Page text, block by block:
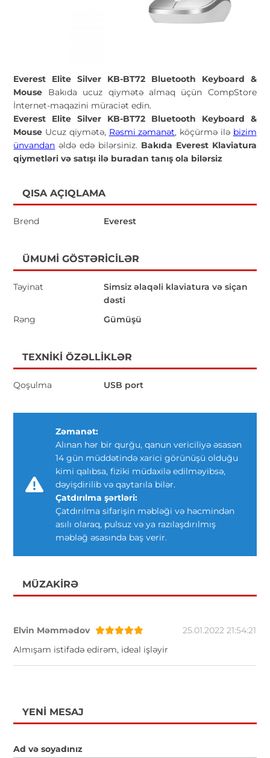
Everest Elite Silver KB-BT72 Bluetooth Keyboard &
Mouse Bakıda ucuz qiymətə almaq üçün CompStore
İnternet-maqazini müraciət edin.
Everest Elite Silver KB-BT72 Bluetooth Keyboard &
Mouse Ucuz qiymətə, Rəsmi zəmanət, köçürmə ilə bizim
ünvandan əldə edə bilərsiniz. Bakıda Everest Klaviatura
qiymetləri və satışı ilə buradan tanış ola bilərsiz
QISA AÇIQLAMA
Brend Everest
ÜMUMI GÖSTƏRICILƏR
Təyinat
Simsiz əlaqəli klaviatura və siçan
dəsti
Rəng
Gümüşü
TEXNIKI ÖZƏLLIKLƏR
Qoşulma USB port
Zəmanət:
Alınan hər bir qurğu, qanun vericiliyə əsasən
14 gün müddətində xarici görünüşü olduğu
kimi qalıbsa, fiziki müdaxilə edilməyibsə,
dəyişdirilib və qaytarıla bilər.
Çatdırılma şərtləri:
Çatdırılma sifarişin məbləği və həcmindən
asılı olaraq, pulsuz və ya razılaşdırılmış
məbləğ əsasında baş verir.
MÜZAKIRƏ
Elvin Məmmədov
25.01.2022 21:54:21
Almışam istifadə edirəm, ideal işləyir
YENI MESAJ
Ad və soyadınız